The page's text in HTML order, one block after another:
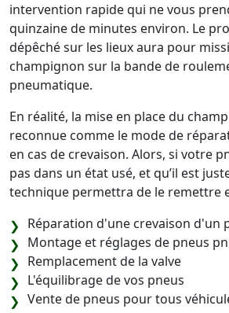
intervention rapide qui ne vous
quinzaine de minutes environ. Le
dépêché sur les lieux aura pour
champignon sur la bande de
pneumatique.
En réalité, la mise en place du
reconnue comme le mode de
en cas de crevaison. Alors, si votre
pas dans un état usé, et qu’il est
technique permettra de le remettre
Réparation d'une crevaison d'un
Montage et réglages de pneus
Remplacement de la valve
L'équilibrage de vos pneus
Vente de pneus pour tous